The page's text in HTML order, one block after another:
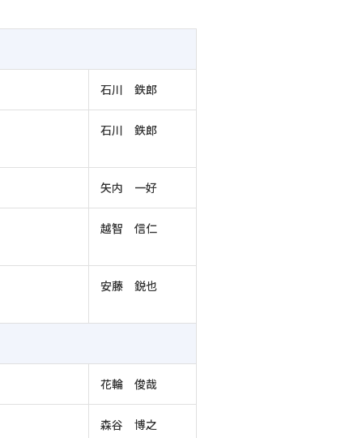
石川 鉄郎
石川 鉄郎
矢内 一好
越智 信仁
安藤 鋭也
花輪 俊哉
森谷 博之